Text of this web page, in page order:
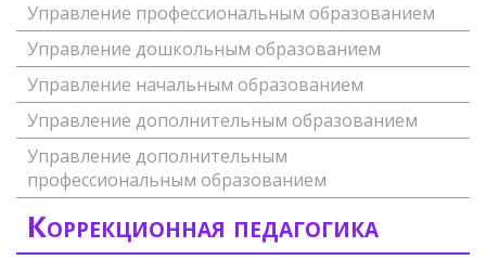
Управление профессиональным образованием
Управление дошкольным образованием
Управление начальным образованием
Управление дополнительным образованием
Управление дополнительным
профессиональным образованием
Коррекционная педагогика